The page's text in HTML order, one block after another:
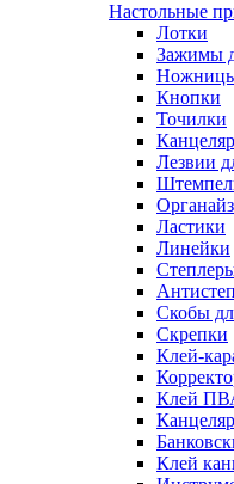
Настольные
Лотки
Зажимы
Кнопки
Точилки
Лезвии
Ластики
Линейки
Скобы
Скрепки
Клей-
Клей
Клей